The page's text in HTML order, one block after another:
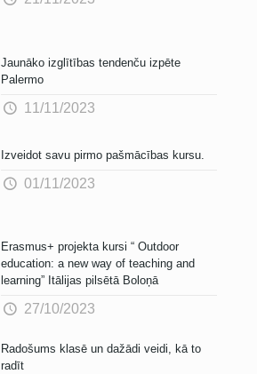
Jaunāko izglītības tendenču izpēte
Palermo
11/11/2023
Izveidot savu pirmo pašmācības kursu.
01/11/2023
Erasmus+ projekta kursi “ Outdoor
education: a new way of teaching and
learning” Itālijas pilsētā Boloņā
27/10/2023
Radošums klasē un dažādi veidi, kā to
radīt